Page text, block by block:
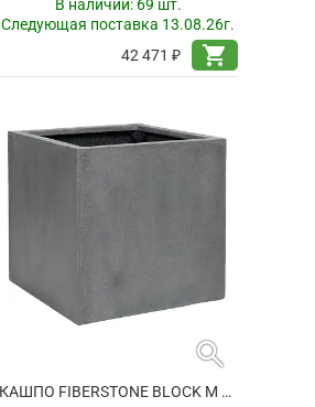
В наличии: 69 шт.
Следующая поставка 13.08.26г.
42 471 ₽
shopping_cart
search
КАШПО FIBERSTONE BLOCK M GREY